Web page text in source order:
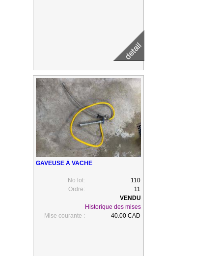
GAVEUSE À VACHE
No lot:
110
Ordre:
11
Historique des mises
Mise courante :
40.00 CAD